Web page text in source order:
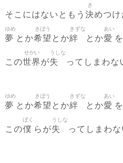
そこにはないともう 決
き
めつけ
夢
ゆめ
とか希望
きぼう
とか絆
きずな
とか愛
あい
を
この世界
せかい
が失
うしな
ってしまわな
夢
ゆめ
とか希望
きぼう
とか絆
きずな
とか愛
あい
を
この僕
ぼく
らが失
うしな
ってしまわ